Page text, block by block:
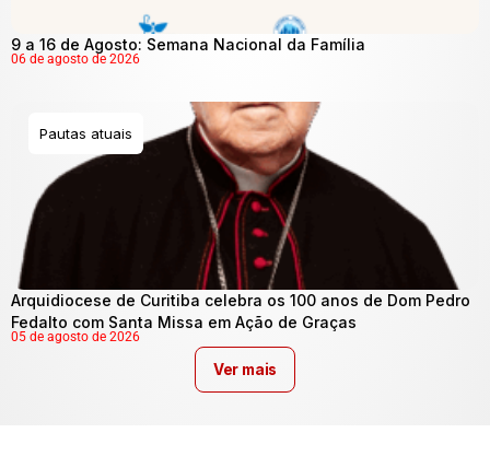
9 a 16 de Agosto: Semana Nacional da Família
06 de agosto de 2026
Pautas atuais
Arquidiocese de Curitiba celebra os 100 anos de Dom Pedro
Fedalto com Santa Missa em Ação de Graças
05 de agosto de 2026
Ver mais